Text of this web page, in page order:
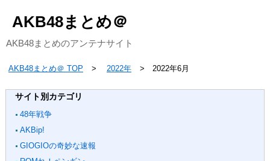
AKB48まとめ＠
AKB48まとめのアンテナサイト
AKB48まとめ＠ TOP 2022年 2022年6月
サイト別カテゴリ
48年戦争
AKBip!
GIOGIOの奇妙な速報